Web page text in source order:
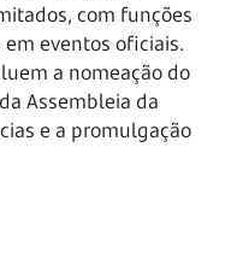
com funções
eventos oficiais.
a nomeação do
Assembleia da
e a promulgação